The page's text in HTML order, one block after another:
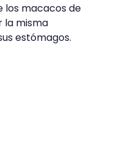
los macacos de
la misma
estómagos.